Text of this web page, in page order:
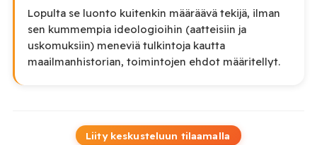
Lopulta se luonto kuitenkin määräävä tekijä, ilman
sen kummempia ideologioihin (aatteisiin ja
uskomuksiin) meneviä tulkintoja kautta
maailmanhistorian, toimintojen ehdot määritellyt.
Liity keskusteluun tilaamalla